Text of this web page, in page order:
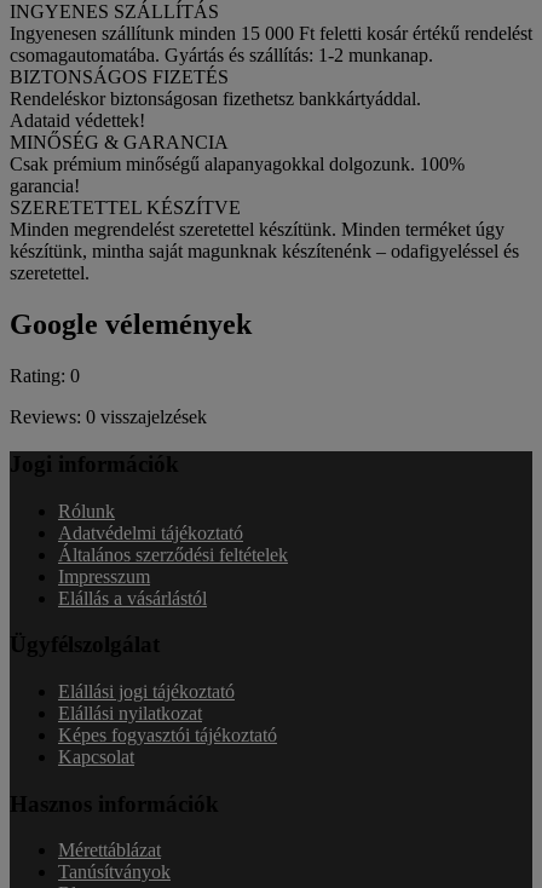
INGYENES SZÁLLÍTÁS
Ingyenesen szállítunk minden 15 000 Ft feletti kosár értékű rendelést
csomagautomatába. Gyártás és szállítás: 1-2 munkanap.
BIZTONSÁGOS FIZETÉS
Rendeléskor biztonságosan fizethetsz bankkártyáddal.
Adataid védettek!
MINŐSÉG & GARANCIA
Csak prémium minőségű alapanyagokkal dolgozunk. 100%
garancia!
SZERETETTEL KÉSZÍTVE
Minden megrendelést szeretettel készítünk. Minden terméket úgy
készítünk, mintha saját magunknak készítenénk – odafigyeléssel és
szeretettel.
Google vélemények
Rating: 0
Reviews: 0 visszajelzések
Jogi információk
Rólunk
Adatvédelmi tájékoztató
Általános szerződési feltételek
Impresszum
Elállás a vásárlástól
Ügyfélszolgálat
Elállási jogi tájékoztató
Elállási nyilatkozat
Képes fogyasztói tájékoztató
Kapcsolat
Hasznos információk
Mérettáblázat
Tanúsítványok